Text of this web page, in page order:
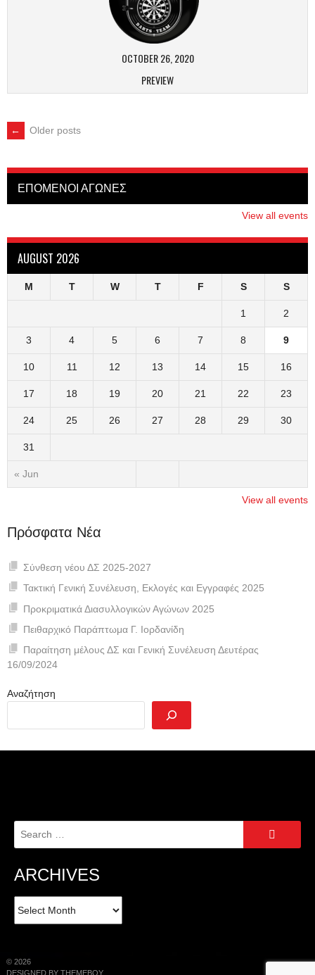
OCTOBER 26, 2020
PREVIEW
POSTS
NAVIGATION
← Older posts
ΕΠΟΜΕΝΟΙ ΑΓΩΝΕΣ
View all events
AUGUST 2026
M T W T F S S
« Jun
1 2
3 4 5 6 7 8 9
10 11 12 13 14 15 16
17 18 19 20 21 22 23
24 25 26 27 28 29 30
31
View all events
Πρόσφατα Νέα
Σύνθεση νέου ΔΣ 2025-2027
Τακτική Γενική Συνέλευση, Εκλογές και Εγγραφές 2025
Προκριματικά Διασυλλογικών Αγώνων 2025
Πειθαρχικό Παράπτωμα Γ. Ιορδανίδη
Παραίτηση μέλους ΔΣ και Γενική Συνέλευση Δευτέρας
16/09/2024
Αναζήτηση
Search
ARCHIVES
© 2026
DESIGNED BY THEMEBOY